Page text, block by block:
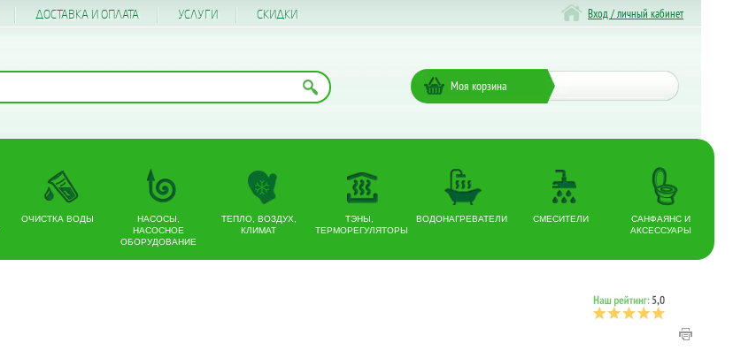
ДОСТАВКА И ОПЛАТА УСЛУГИ CКИДКИ Вход / личный кабинет
Моя корзина
ОЧИСТКА ВОДЫ
НАСОСЫ,
НАСОСНОЕ
ОБОРУДОВАНИЕ
ТЕПЛО, ВОЗДУХ,
КЛИМАТ
ТЭНЫ,
ТЕРМОРЕГУЛЯТОРЫ
ВОДОНАГРЕВАТЕЛИ СМЕСИТЕЛИ
САНФАЯНС И
АКСЕССУАРЫ